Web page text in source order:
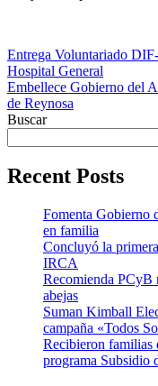
Navegación
de
entradas
Entrega Voluntariado
Hospital General
Embellece Gobierno del
de Reynosa
Buscar
Recent Posts
Fomenta Gobierno
en familia
Concluyó la
IRCA
Recomienda PCyB
abejas
Suman Kimball
campaña «Todos
Recibieron familias
programa Subsidio